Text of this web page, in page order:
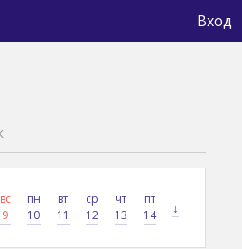
Вход
вс
9
пн
10
вт
11
ср
12
чт
13
пт
14
↓